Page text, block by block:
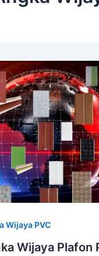
Wijaya PVC
Wijaya Plafon